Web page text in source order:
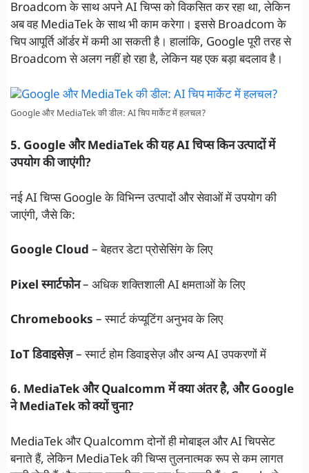
Broadcom के साथ अपने AI चिप्स को विकसित कर रहा था, लेकिन
अब वह MediaTek के साथ भी काम करेगा। इससे Broadcom के
चिप आपूर्ति ऑर्डर में कमी आ सकती है। हालांकि, Google पूरी तरह से
Broadcom से अलग नहीं हो रहा है, लेकिन यह एक बड़ा बदलाव है।
Google और MediaTek की डील: AI चिप मार्केट में हलचल?
5. Google और MediaTek की यह AI चिप्स किन उत्पादों में
उपयोग की जाएंगी?
नई AI चिप्स Google के विभिन्न उत्पादों और सेवाओं में उपयोग की
जाएंगी, जैसे कि:
Google Cloud – बेहतर डेटा प्रोसेसिंग के लिए
Pixel स्मार्टफोन– अधिक शक्तिशाली AI क्षमताओं के लिए
Chromebooks – स्मार्ट कंप्यूटिंग अनुभव के लिए
IoT डिवाइसेज़– स्मार्ट होम डिवाइसेज़ और अन्य AI उपकरणों में
6. MediaTek और Qualcomm में क्या अंतर है, और Google
ने MediaTek को क्यों चुना?
MediaTek और Qualcomm दोनों ही मोबाइल और AI चिपसेट
बनाते हैं, लेकिन MediaTek की चिप्स तुलनात्मक रूप से कम लागत